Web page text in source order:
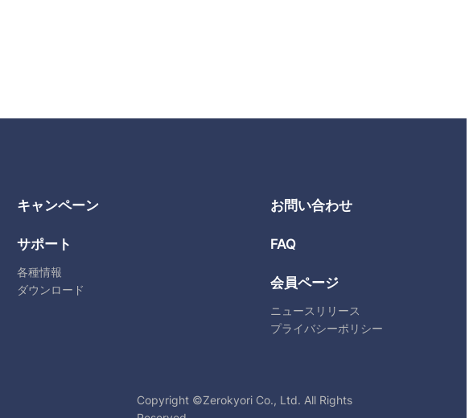
キャンペーン
サポート
各種情報
ダウンロード
お問い合わせ
FAQ
会員ページ
ニュースリリース
プライバシーポリシー
Copyright ©Zerokyori Co., Ltd. All Rights